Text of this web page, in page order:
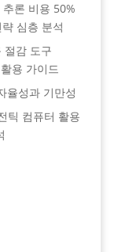
론 비용 50%
심층 분석
절감 도구
용 가이드
율성과 기만성
틱 컴퓨터 활용